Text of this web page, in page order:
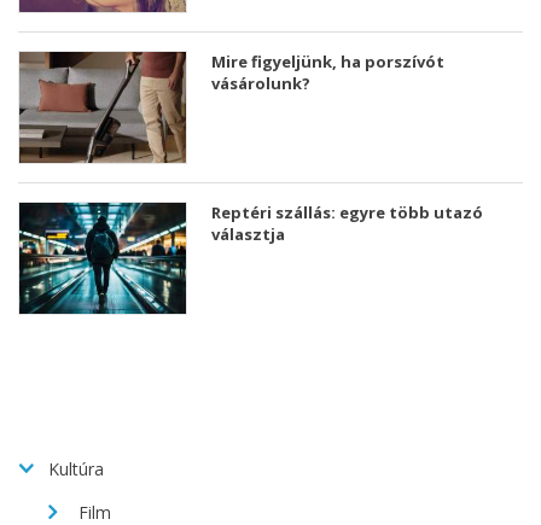
Mire figyeljünk, ha porszívót
vásárolunk?
Reptéri szállás: egyre több utazó
választja
Kultúra
Film